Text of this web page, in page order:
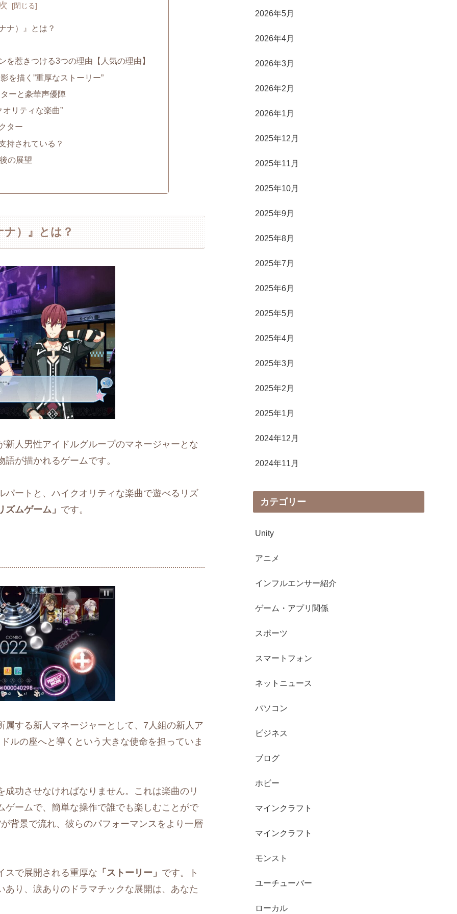
ナ）』とは？
を惹きつける3つの理由【人気の理由】
を描く”重厚なストーリー”
ーと豪華声優陣
リティな楽曲”
ター
持されている？
の展望
）』とは？
新人男性アイドルグループのマネージャーとな
が描かれるゲームです。
ートと、ハイクオリティな楽曲で遊べるリズ
ムゲーム」 です。
する新人マネージャーとして、7人組の新人ア
ルの座へと導くという大きな使命を担っていま
成功させなければなりません。これは楽曲のリ
ームで、簡単な操作で誰でも楽しむことがで
背景で流れ、彼らのパフォーマンスをより一層
スで展開される重厚な 「ストーリー」 です。ト
り、涙ありのドラマチックな展開は、あなた
2026年5月
2026年4月
2026年3月
2026年2月
2026年1月
2025年12月
2025年11月
2025年10月
2025年9月
2025年8月
2025年7月
2025年6月
2025年5月
2025年4月
2025年3月
2025年2月
2025年1月
2024年12月
2024年11月
カテゴリー
Unity
アニメ
インフルエンサー紹介
ゲーム・アプリ関係
スポーツ
スマートフォン
ネットニュース
パソコン
ビジネス
ブログ
ホビー
マインクラフト
マインクラフト
モンスト
ユーチューバー
ローカル